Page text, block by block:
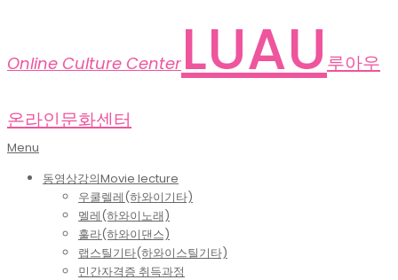
Online Culture Center LUAU 루아우
온라인문화센터
Primary
Menu
Menu
동영상강의Movie lecture
우쿨렐레(하와이기타)
멜레(하와이노래)
훌라(하와이댄스)
랩스틸기타(하와이스틸기타)
민간자격증 취득과정